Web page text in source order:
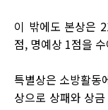
이 밖에도 본상은
점, 명예상 1점을
특별상은 소방활동
상으로 상패와 상